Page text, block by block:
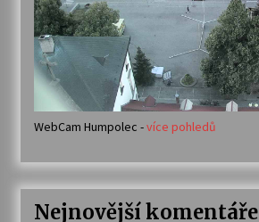
WebCam Humpolec -více pohledů
Nejnovější komentáře